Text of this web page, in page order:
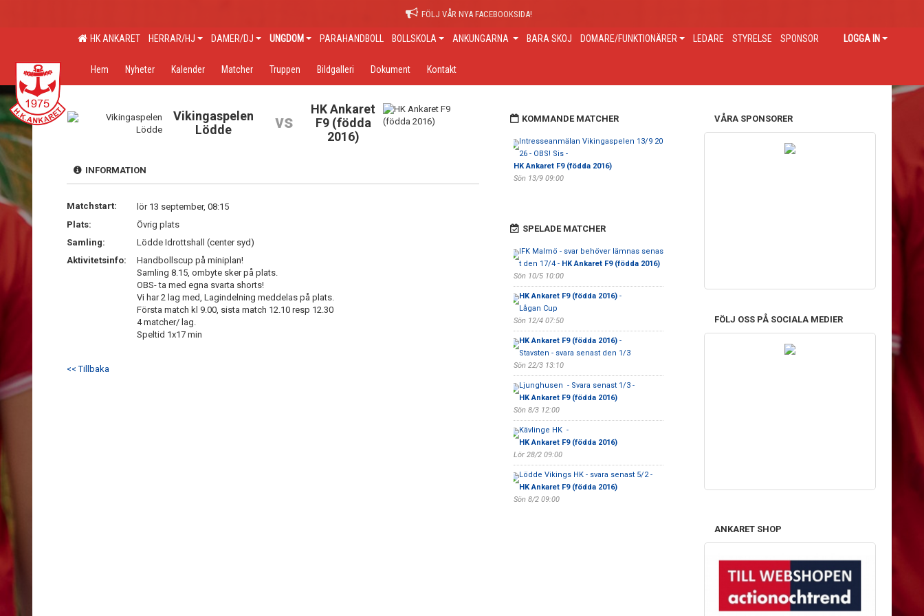
FÖLJ VÅR NYA FACEBOOKSIDA!
HK ANKARET HERRAR/HJ DAMER/DJ UNGDOM PARAHANDBOLL BOLLSKOLA ANKUNGARNA BARA SKOJ DOMARE/FUNKTIONÄRER LEDARE STYRELSE SPONSOR LOGGA IN
Hem Nyheter Kalender Matcher Truppen Bildgalleri Dokument Kontakt
Vikingaspelen
Lödde
vs
HK Ankaret
F9 (födda
2016)
INFORMATION
Matchstart:
lör 13 september, 08:15
Plats:
Övrig plats
Samling:
Lödde Idrottshall (center syd)
Aktivitetsinfo:
Handbollscup på miniplan!
Samling 8.15, ombyte sker på plats.
OBS- ta med egna svarta shorts!
Vi har 2 lag med, Lagindelning meddelas på plats.
Första match kl 9.00, sista match 12.10 resp 12.30
4 matcher/ lag.
Speltid 1x17 min
<< Tillbaka
KOMMANDE MATCHER
Intresseanmälan Vikingaspelen 13/9 20
26 - OBS! Sis -
HK Ankaret F9 (födda 2016)
Sön 13/9 09:00
SPELADE MATCHER
IFK Malmö - svar behöver lämnas senas
t den 17/4 - HK Ankaret F9 (födda 2016)
Sön 10/5 10:00
HK Ankaret F9 (födda 2016)-
Lågan Cup
Sön 12/4 07:50
HK Ankaret F9 (födda 2016)-
Stavsten - svara senast den 1/3
Sön 22/3 13:10
Ljunghusen - Svara senast 1/3 -
HK Ankaret F9 (födda 2016)
Sön 8/3 12:00
Kävlinge HK -
HK Ankaret F9 (födda 2016)
Lör 28/2 09:00
Lödde Vikings HK - svara senast 5/2 -
HK Ankaret F9 (födda 2016)
Sön 8/2 09:00
VÅRA SPONSORER
FÖLJ OSS PÅ SOCIALA MEDIER
ANKARET SHOP